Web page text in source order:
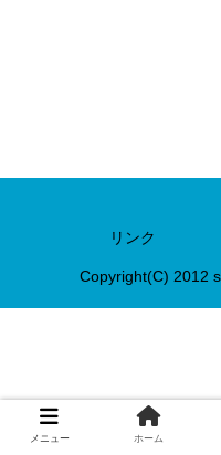
リンク
Copyright(C) 2012
メニュー ホーム